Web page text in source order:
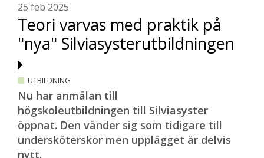
25 feb 2025
Teori varvas med praktik på
"nya" Silviasysterutbildningen
UTBILDNING
Nu har anmälan till
högskoleutbildningen till Silviasyster
öppnat. Den vänder sig som tidigare till
undersköterskor men upplägget är delvis
nytt.